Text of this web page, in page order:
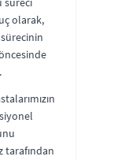
olarak,
tarafından